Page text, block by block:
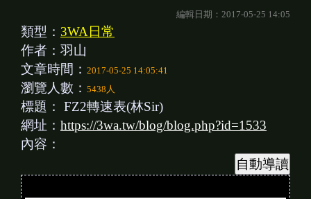
編輯日期：2017-05-25 14:05
類型： 3WA日常
作者：羽山
文章時間： 2017-05-25 14:05:41
瀏覽人數： 5438人
標題： FZ2轉速表(林Sir)
網址： https://3wa.tw/blog/blog.php?id=1533
內容：